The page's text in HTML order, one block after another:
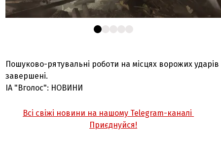
Пошуково-рятувальні роботи на місцях ворожих ударів
завершені.
ІА "Вголос": НОВИНИ
Всі свіжі новини на нашому Telegram-каналі
Приєднуйся!